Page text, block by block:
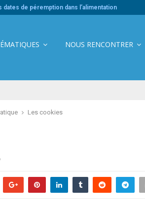
dates de péremption dans l’alimentation
NOUS RENCONTRER
Les cookies